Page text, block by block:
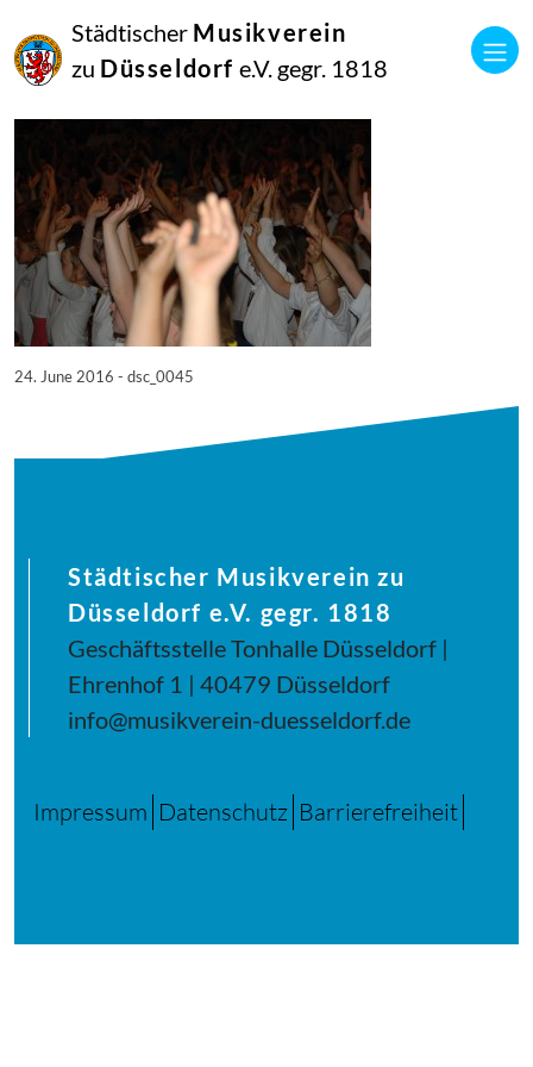
Städtischer Musikverein
zu Düsseldorf e.V. gegr. 1818
Juni
2016
Netkotec
24. June 2016 - dsc_0045
Städtischer Musikverein zu
Düsseldorf e.V. gegr. 1818
Geschäftsstelle Tonhalle Düsseldorf |
Ehrenhof 1 | 40479 Düsseldorf
info@musikverein-duesseldorf.de
Impressum Datenschutz Barrierefreiheit